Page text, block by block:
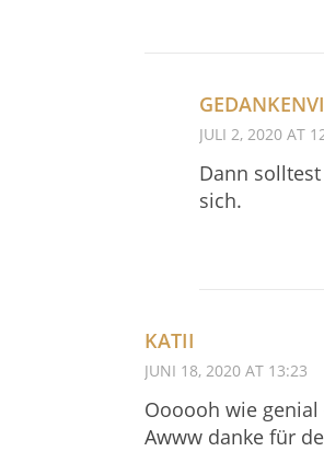
JULI 2, 2020 AT
Dann
sich.
KATII
JUNI 18, 2020 AT 13:23
Oooooh wie genial
Awww danke für